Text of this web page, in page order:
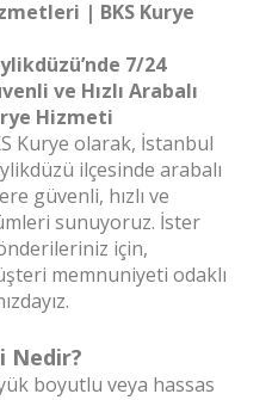
| BKS Kurye
7/24
ve Hızlı Arabalı
Hizmeti
Kurye olarak, İstanbul
ilçesinde arabalı
güvenli, hızlı ve
sunuyoruz. İster
için,
memnuniyeti odaklı
Nedir?
boyutlu veya hassas